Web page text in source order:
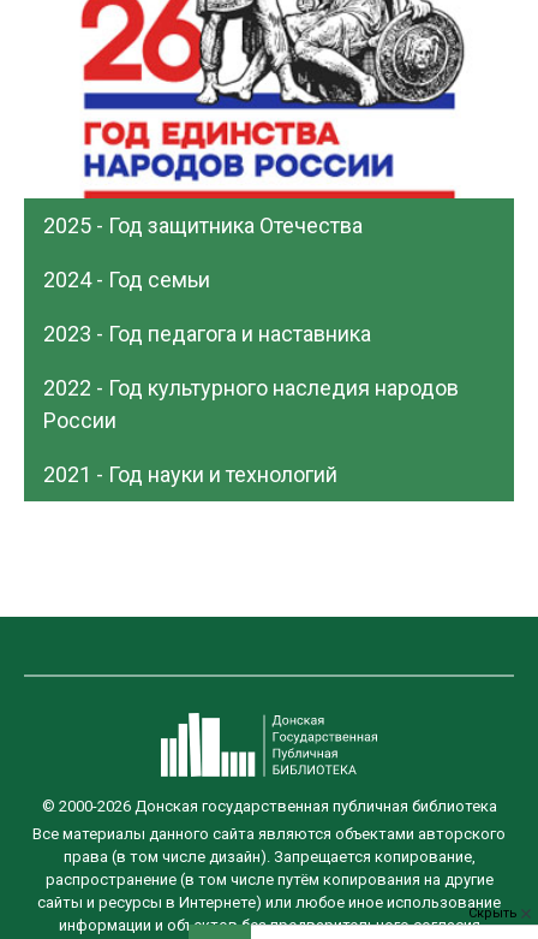
2025 - Год защитника Отечества
2024 - Год семьи
2023 - Год педагога и наставника
2022 - Год культурного наследия народов
России
2021 - Год науки и технологий
Скрыть
© 2000-2026 Донская государственная публичная библиотека
Все материалы данного сайта являются объектами авторского
права (в том числе дизайн). Запрещается копирование,
распространение (в том числе путём копирования на другие
сайты и ресурсы в Интернете) или любое иное использование
информации и объектов без предварительного согласия